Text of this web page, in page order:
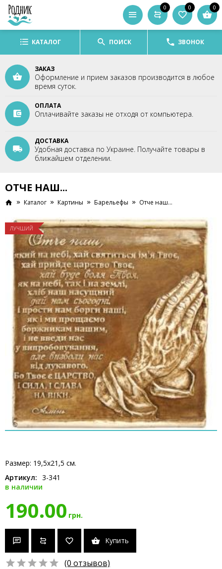
0 0 0
КАТАЛОГ ПОИСК ЗВОНОК
ЗАКАЗ
Оформление и прием заказов производится в любое
время суток.
ОПЛАТА
Оплачивайте заказы не отходя от компьютера.
ДОСТАВКА
Удобная доставка по Украине. Получайте товары в
ближайшем отделении.
ОТЧЕ НАШ...
Каталог Картины Барельефы Отче наш...
ЛУЧШИЙ
Размер: 19,5x21,5 см.
Артикул: 3-341
в наличии
190.00 грн.
Купить
(0 отзывов)